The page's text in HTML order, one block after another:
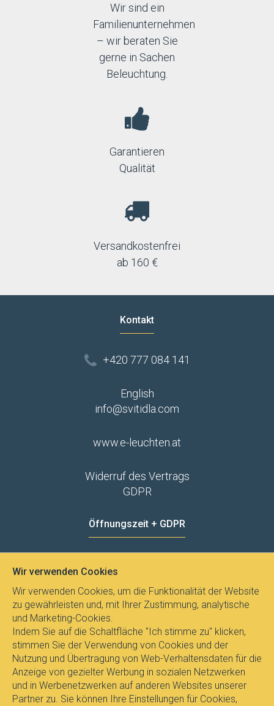
Wir sind ein
Familienunternehmen
– wir beraten Sie
gerne in Sachen
Beleuchtung.
Garantieren
Qualität
Versandkostenfrei
ab 160 €
Kontakt
+420 777 084 141
English
info@svitidla.com
www.e-leuchten.at
Widerruf des Vertrags
GDPR
Öffnungszeit + GDPR
Wir verwenden Cookies
Wir verwenden Cookies, um die Funktionalität der Website
zu gewährleisten und, mit Ihrer Zustimmung, analytische
und Marketing-Cookies.
Indem Sie auf die Schaltfläche "Ich stimme zu" klicken,
stimmen Sie der Verwendung von Cookies und der
Nutzung und Übertragung von Web-Verhaltensdaten für die
Anzeige von gezielter Werbung in sozialen Netzwerken
und in Werbenetzwerken auf anderen Websites unserer
Partner zu. Sie können Ihre Einstellungen für Cookies,